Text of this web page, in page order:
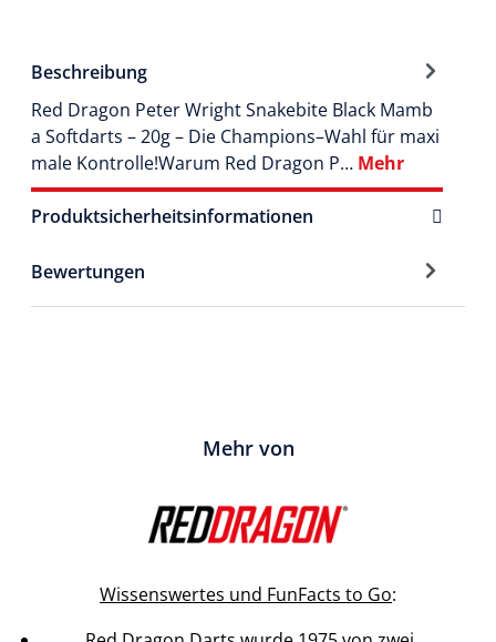
Beschreibung
Red Dragon Peter Wright Snakebite Black Mamb
a Softdarts – 20g – Die Champions–Wahl für maxi
male Kontrolle!Warum Red Dragon P… Mehr
Produktsicherheitsinformationen
Bewertungen
Mehr von
Wissenswertes und FunFacts to Go: